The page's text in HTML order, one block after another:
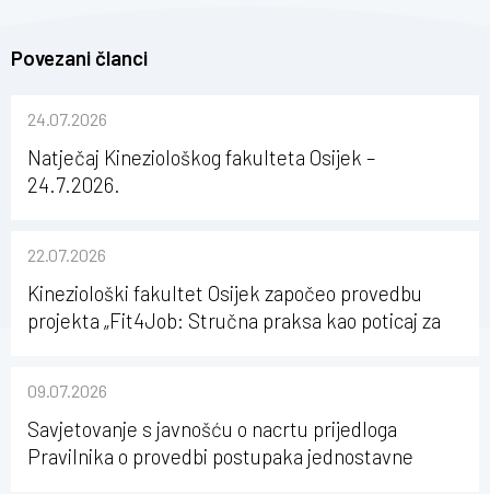
Povezani članci
24.07.2026
Natječaj Kineziološkog fakulteta Osijek –
24.7.2026.
22.07.2026
Kineziološki fakultet Osijek započeo provedbu
projekta „Fit4Job: Stručna praksa kao poticaj za
09.07.2026
Savjetovanje s javnošću o nacrtu prijedloga
Pravilnika o provedbi postupaka jednostavne